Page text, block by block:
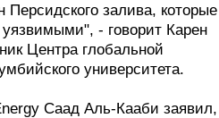
Персидского залива, которые
- говорит Карен
Центра глобальной
университета.
Саад Аль-Кааби заявил,